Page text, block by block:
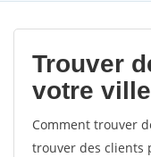
Trouver
votre
Comment trouver
trouver des clients